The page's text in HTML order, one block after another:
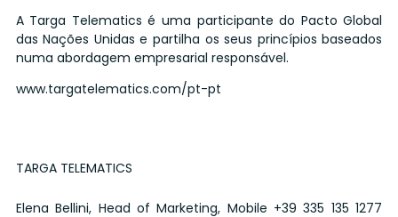
A Targa Telematics é uma participante do Pacto Global
das Nações Unidas e partilha os seus princípios baseados
numa abordagem empresarial responsável.
www.targatelematics.com/pt-pt
TARGA TELEMATICS
Elena Bellini, Head of Marketing, Mobile +39 335 135 1277